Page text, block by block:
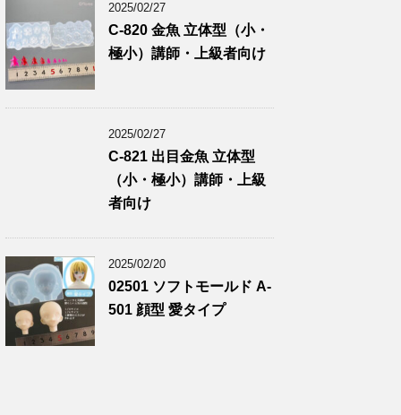
2025/02/27
C-820 金魚 立体型（小・
極小）講師・上級者向け
2025/02/27
C-821 出目金魚 立体型
（小・極小）講師・上級
者向け
2025/02/20
02501 ソフトモールド A-
501 顔型 愛タイプ